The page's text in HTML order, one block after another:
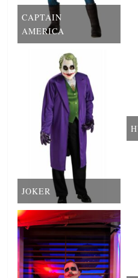
CAPTAIN
AMERICA
JOKER